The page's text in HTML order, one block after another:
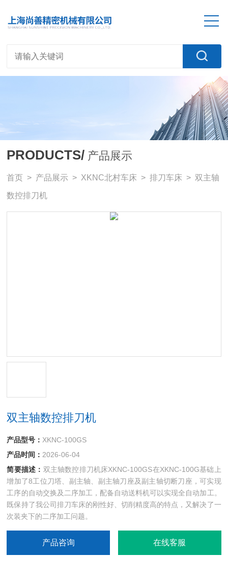
PRODUCTS/ 产品展示
首页 > 产品展示 > XKNC北村车床 >排刀车床 > 双主轴
数控排刀机
双主轴数控排刀机
产品型号： XKNC-100GS
产品时间： 2026-06-04
简要描述： 双主轴数控排刀机床XKNC-100GS在XKNC-100G基础上
增加了8工位刀塔、副主轴、副主轴刀座及副主轴切断刀座，可实现
工序的自动交换及二序加工，配备自动送料机可以实现全自动加工。
既保持了我公司排刀车床的刚性好、切削精度高的特点，又解决了一
次装夹下的二序加工问题。
产品咨询 在线客服